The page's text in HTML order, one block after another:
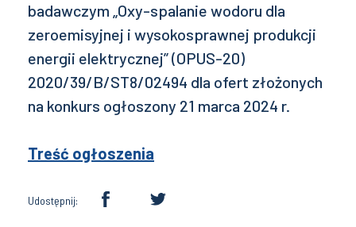
badawczym „Oxy-spalanie wodoru dla
zeroemisyjnej i wysokosprawnej produkcji
energii elektrycznej” (OPUS-20)
2020/39/B/ST8/02494 dla ofert złożonych
na konkurs ogłoszony 21 marca 2024 r.
Treść ogłoszenia
Udostępnij: